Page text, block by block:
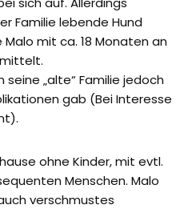
Familie lebende Hund
mit ca. 18 Monaten an
„alte“ Familie jedoch
gab (Bei Interesse
ohne Kinder, mit evtl.
Menschen. Malo
verschmustes